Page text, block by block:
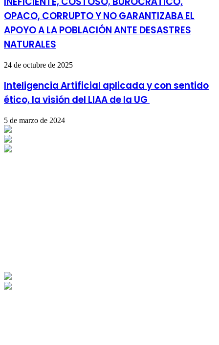
OPACO, CORRUPTO Y NO GARANTIZABA EL
APOYO A LA POBLACIÓN ANTE DESASTRES
NATURALES
24 de octubre de 2025
Inteligencia Artificial aplicada y con sentido
ético, la visión del LIAA de la UG
5 de marzo de 2024